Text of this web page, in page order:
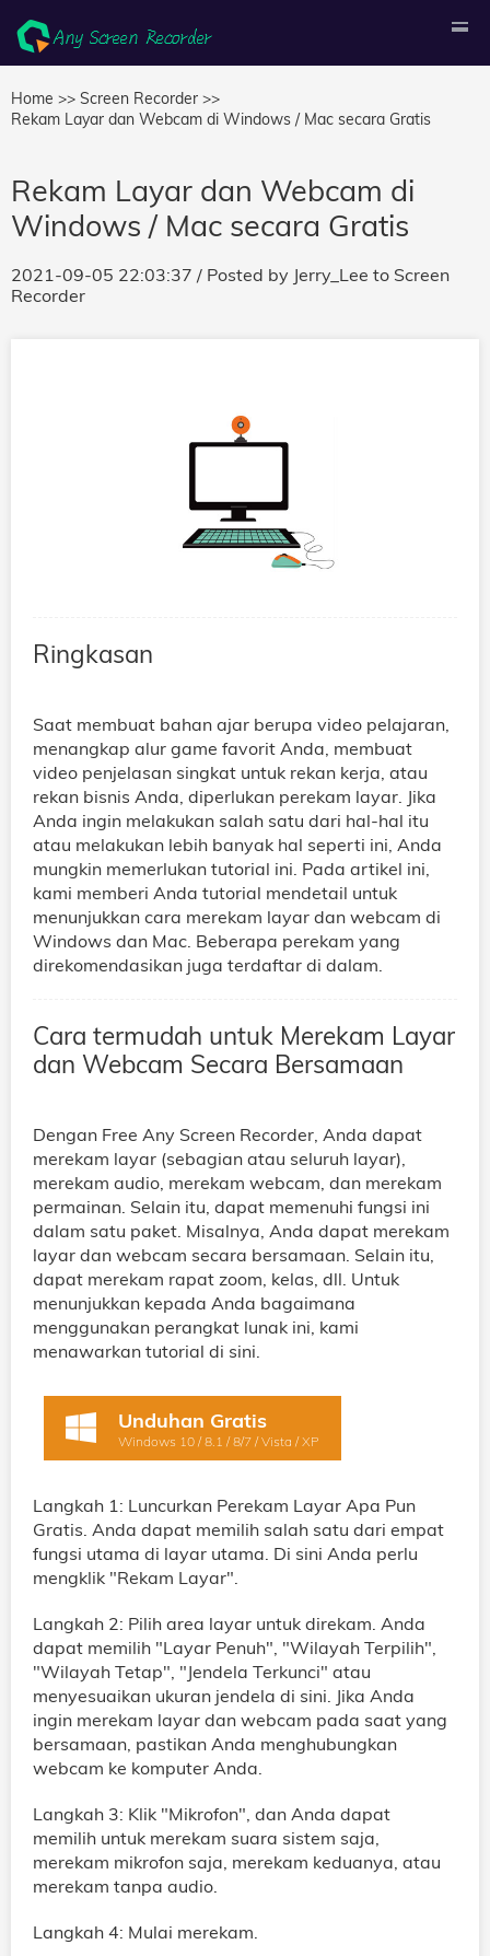
Home >> Screen Recorder >>
Rekam Layar dan Webcam di Windows / Mac secara Gratis
Rekam Layar dan Webcam di
Windows / Mac secara Gratis
2021-09-05 22:03:37 / Posted by Jerry_Lee to Screen
Recorder
Ringkasan
Saat membuat bahan ajar berupa video pelajaran,
menangkap alur game favorit Anda, membuat
video penjelasan singkat untuk rekan kerja, atau
rekan bisnis Anda, diperlukan perekam layar. Jika
Anda ingin melakukan salah satu dari hal-hal itu
atau melakukan lebih banyak hal seperti ini, Anda
mungkin memerlukan tutorial ini. Pada artikel ini,
kami memberi Anda tutorial mendetail untuk
menunjukkan cara merekam layar dan webcam di
Windows dan Mac. Beberapa perekam yang
direkomendasikan juga terdaftar di dalam.
Cara termudah untuk Merekam Layar
dan Webcam Secara Bersamaan
Dengan Free Any Screen Recorder, Anda dapat
merekam layar (sebagian atau seluruh layar),
merekam audio, merekam webcam, dan merekam
permainan. Selain itu, dapat memenuhi fungsi ini
dalam satu paket. Misalnya, Anda dapat merekam
layar dan webcam secara bersamaan. Selain itu,
dapat merekam rapat zoom, kelas, dll. Untuk
menunjukkan kepada Anda bagaimana
menggunakan perangkat lunak ini, kami
menawarkan tutorial di sini.
Unduhan Gratis
Windows 10 / 8.1 / 8/7 / Vista / XP
Langkah 1: Luncurkan Perekam Layar Apa Pun
Gratis. Anda dapat memilih salah satu dari empat
fungsi utama di layar utama. Di sini Anda perlu
mengklik "Rekam Layar".
Langkah 2: Pilih area layar untuk direkam. Anda
dapat memilih "Layar Penuh", "Wilayah Terpilih",
"Wilayah Tetap", "Jendela Terkunci" atau
menyesuaikan ukuran jendela di sini. Jika Anda
ingin merekam layar dan webcam pada saat yang
bersamaan, pastikan Anda menghubungkan
webcam ke komputer Anda.
Langkah 3: Klik "Mikrofon", dan Anda dapat
memilih untuk merekam suara sistem saja,
merekam mikrofon saja, merekam keduanya, atau
merekam tanpa audio.
Langkah 4: Mulai merekam.